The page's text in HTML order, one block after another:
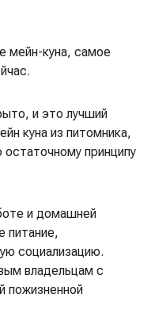
мейн-куна, самое
и это лучший
куна из питомника,
принципу
и домашней
питание,
социализацию.
владельцам с
пожизненной